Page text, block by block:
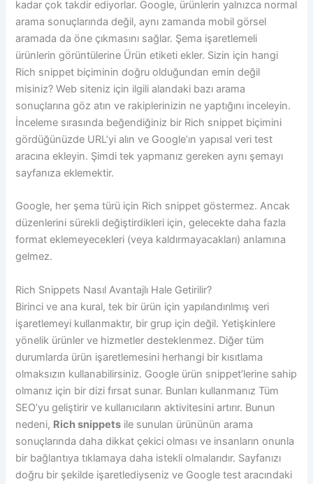
kadar çok takdir ediyorlar. Google, ürünlerin yalnızca normal
arama sonuçlarında değil, aynı zamanda mobil görsel
aramada da öne çıkmasını sağlar. Şema işaretlemeli
ürünlerin görüntülerine Ürün etiketi ekler. Sizin için hangi
Rich snippet biçiminin doğru olduğundan emin değil
misiniz? Web siteniz için ilgili alandaki bazı arama
sonuçlarına göz atın ve rakiplerinizin ne yaptığını inceleyin.
İnceleme sırasında beğendiğiniz bir Rich snippet biçimini
gördüğünüzde URL’yi alın ve Google’ın yapısal veri test
aracına ekleyin. Şimdi tek yapmanız gereken aynı şemayı
sayfanıza eklemektir.
Google, her şema türü için Rich snippet göstermez. Ancak
düzenlerini sürekli değiştirdikleri için, gelecekte daha fazla
format eklemeyecekleri (veya kaldırmayacakları) anlamına
gelmez.
Rich Snippets Nasıl Avantajlı Hale Getirilir?
Birinci ve ana kural, tek bir ürün için yapılandırılmış veri
işaretlemeyi kullanmaktır, bir grup için değil. Yetişkinlere
yönelik ürünler ve hizmetler desteklenmez. Diğer tüm
durumlarda ürün işaretlemesini herhangi bir kısıtlama
olmaksızın kullanabilirsiniz. Google ürün snippet’lerine sahip
olmanız için bir dizi fırsat sunar. Bunları kullanmanız Tüm
SEO’yu geliştirir ve kullanıcıların aktivitesini artırır. Bunun
nedeni, Rich snippets ile sunulan ürününün arama
sonuçlarında daha dikkat çekici olması ve insanların onunla
bir bağlantıya tıklamaya daha istekli olmalarıdır. Sayfanızı
doğru bir şekilde işaretlediyseniz ve Google test aracındaki